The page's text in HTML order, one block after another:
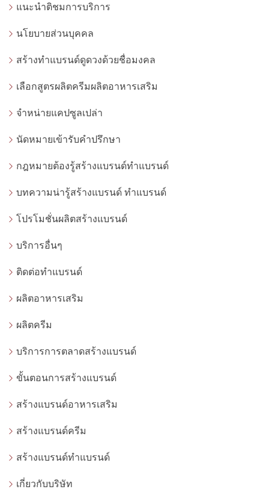
แนะนำติชมการบริการ
นโยบายส่วนบุคคล
สร้างทำแบรนด์ดูดวงด้วยชื่อมงคล
เลือกสูตรผลิตครีมผลิตอาหารเสริม
จำหน่ายแคปซูลเปล่า
นัดหมายเข้ารับคำปรึกษา
กฎหมายต้องรู้สร้างแบรนด์ทำแบรนด์
บทความน่ารู้สร้างแบรนด์ ทำแบรนด์
โปรโมชั่นผลิตสร้างแบรนด์
บริการอื่นๆ
ติดต่อทำแบรนด์
ผลิตอาหารเสริม
ผลิตครีม
บริการการตลาดสร้างแบรนด์
ขั้นตอนการสร้างแบรนด์
สร้างแบรนด์อาหารเสริม
สร้างแบรนด์ครีม
สร้างแบรนด์ทำแบรนด์
เกี่ยวกับบริษัท